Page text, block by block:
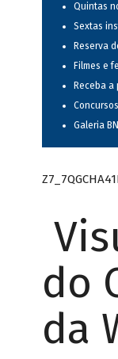
Quintas
Sextas
Reserva
Filmes e
Receba a
Galeria
do
da